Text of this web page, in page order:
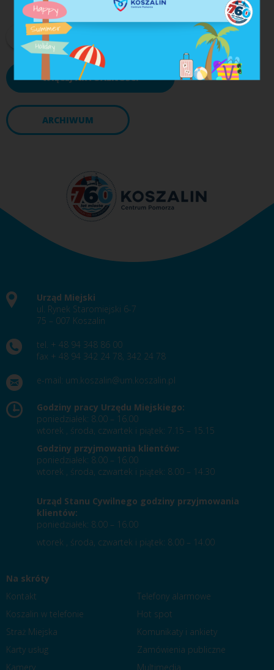
DRUKUJ PDF
WIĘCEJ AKTUALNOŚCI
ARCHIWUM
Urząd Miejski
ul. Rynek Staromiejski 6-7
75 – 007 Koszalin
tel. + 48 94 348 86 00
fax + 48 94 342 24 78, 342 24 78
e-mail: um.koszalin@um.koszalin.pl
Godziny pracy Urzędu Miejskiego:
poniedziałek: 8.00 – 16.00
wtorek , środa, czwartek i piątek: 7.15 – 15.15
Godziny przyjmowania klientów:
poniedziałek: 8.00 – 16.00
wtorek , środa, czwartek i piątek: 8.00 – 14.30
Urząd Stanu Cywilnego godziny przyjmowania
klientów:
poniedziałek: 8.00 – 16.00
wtorek , środa, czwartek i piątek: 8.00 – 14.00
Na skróty
Kontakt
Telefony alarmowe
Koszalin w telefonie
Hot spot
Straż Miejska
Komunikaty i ankiety
Karty usług
Zamówienia publiczne
Kamery
Multimedia